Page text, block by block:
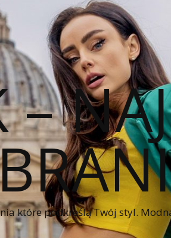
które podkreślą Twój styl.